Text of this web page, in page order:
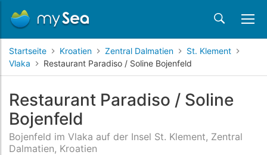
Startseite Kroatien Zentral Dalmatien
St. Klement
Vlaka
Restaurant Paradiso / Soline Bojenfeld
Restaurant Paradiso / Soline
Bojenfeld
Bojenfeld im Vlaka auf der Insel St. Klement, Zentral
Dalmatien, Kroatien